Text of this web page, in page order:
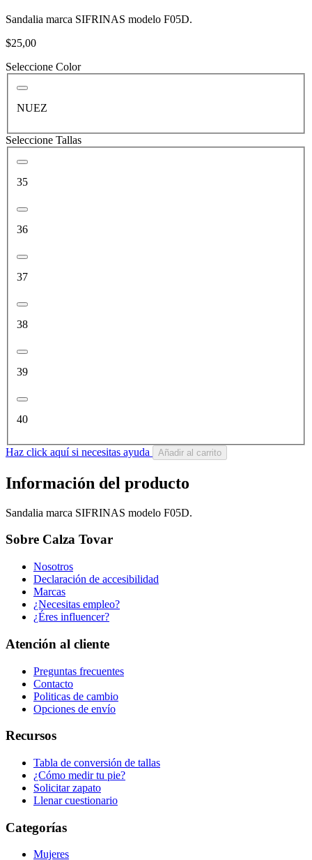
Sandalia marca SIFRINAS modelo F05D.
$25,00
Seleccione Color
NUEZ
Seleccione Tallas
35
36
37
38
39
40
Haz click aquí si necesitas ayuda Añadir al carrito
Información del producto
Sandalia marca SIFRINAS modelo F05D.
Sobre Calza Tovar
Nosotros
Declaración de accesibilidad
Marcas
¿Necesitas empleo?
¿Éres influencer?
Atención al cliente
Preguntas frecuentes
Contacto
Politicas de cambio
Opciones de envío
Recursos
Tabla de conversión de tallas
¿Cómo medir tu pie?
Solicitar zapato
Llenar cuestionario
Categorías
Mujeres